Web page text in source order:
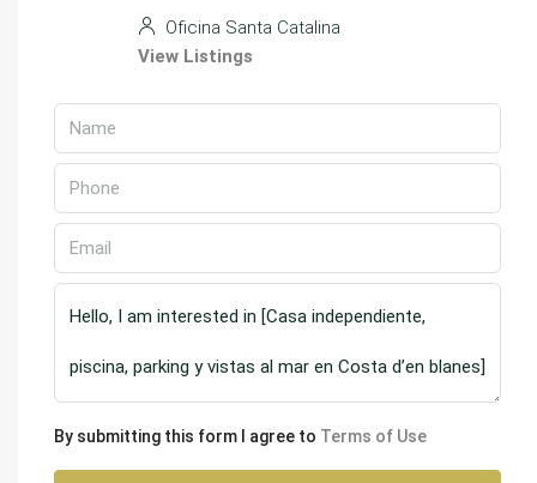
Oficina Santa Catalina
View Listings
By submitting this form I agree to Terms of Use